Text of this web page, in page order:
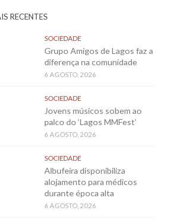
RECENTES
SOCIEDADE
Grupo Amigos de Lagos faz a
diferença na comunidade
6 AGOSTO, 2026
SOCIEDADE
Jovens músicos sobem ao
palco do ‘Lagos MMFest’
6 AGOSTO, 2026
SOCIEDADE
Albufeira disponibiliza
alojamento para médicos
durante época alta
6 AGOSTO, 2026